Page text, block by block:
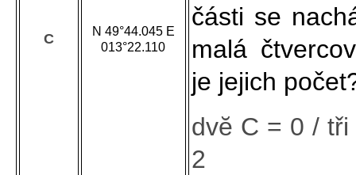
C
N 49°44.045 E
013°22.110
části se
malá
je jejich
dvĕ C = 0 /
2